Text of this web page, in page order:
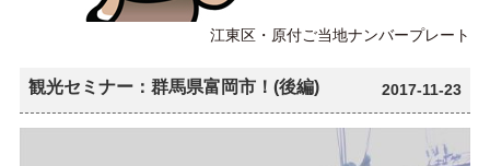
江東区・原付ご当地ナンバープレート
観光セミナー：群馬県富岡市！(後編) 2017-11-23